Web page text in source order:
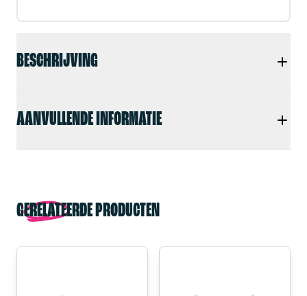
BESCHRIJVING
AANVULLENDE INFORMATIE
GERELATEERDE PRODUCTEN